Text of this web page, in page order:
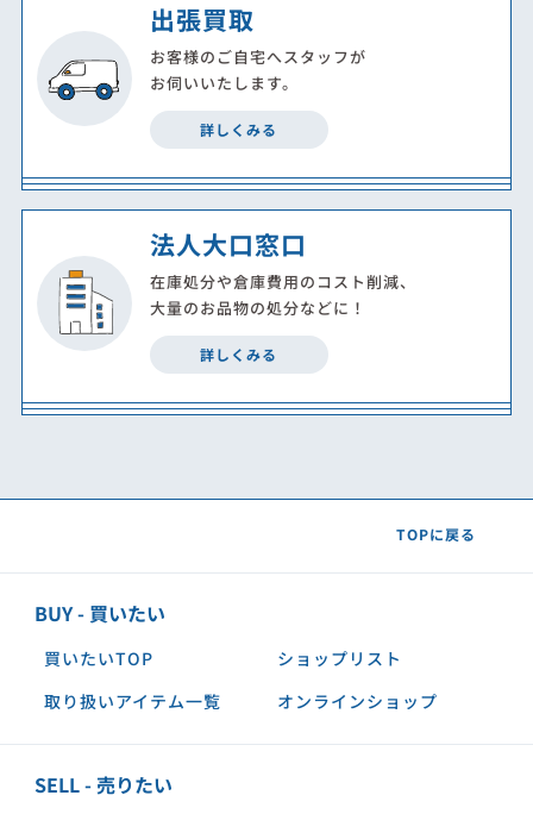
出張買取
お客様のご自宅へスタッフが
お伺いいたします。
詳しくみる
法人大口窓口
在庫処分や倉庫費用のコスト削減、
大量のお品物の処分などに！
詳しくみる
TOPに戻る
BUY - 買いたい
買いたいTOP
ショップリスト
取り扱いアイテム一覧
オンラインショップ
SELL - 売りたい